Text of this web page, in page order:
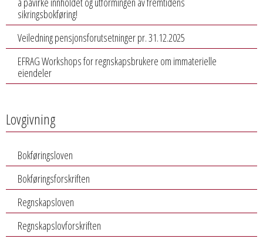
sikringsbokføring!
Veiledning pensjonsforutsetninger pr. 31.12.2025
EFRAG Workshops for regnskapsbrukere om immaterielle
eiendeler
Lovgivning
Bokføringsloven
Bokføringsforskriften
Regnskapsloven
Regnskapslovforskriften